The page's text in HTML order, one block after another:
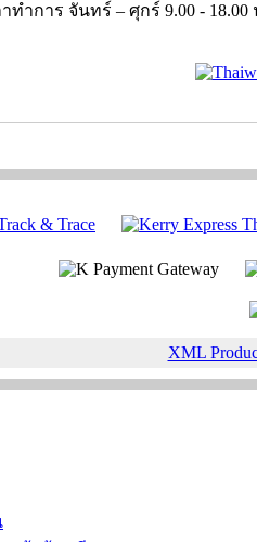
ทำการ จันทร์ – ศุกร์ 9.00 - 18.00
XML